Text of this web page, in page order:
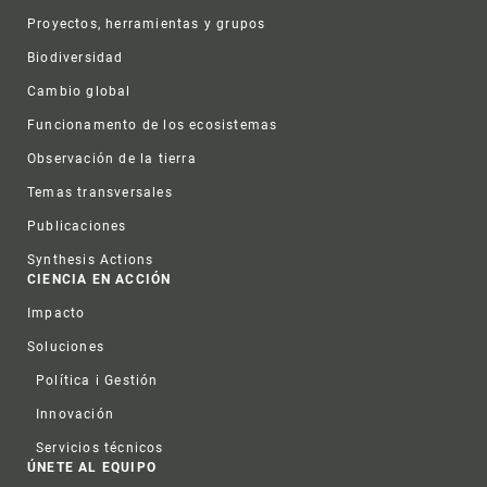
Proyectos, herramientas y grupos
Biodiversidad
Cambio global
Funcionamento de los ecosistemas
Observación de la tierra
Temas transversales
Publicaciones
Synthesis Actions
CIENCIA EN ACCIÓN
Impacto
Soluciones
Política i Gestión
Innovación
Servicios técnicos
ÚNETE AL EQUIPO